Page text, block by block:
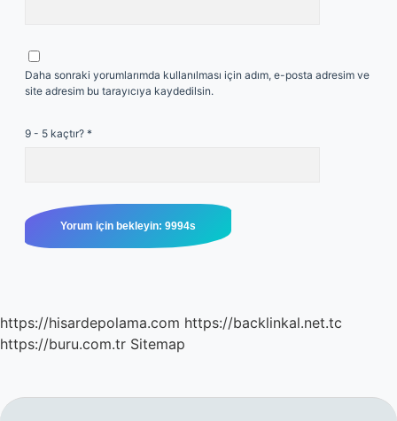
Daha sonraki yorumlarımda kullanılması için adım, e-posta adresim ve
site adresim bu tarayıcıya kaydedilsin.
9 - 5 kaçtır? *
https://hisardepolama.com https://backlinkal.net.tc
https://buru.com.tr Sitemap